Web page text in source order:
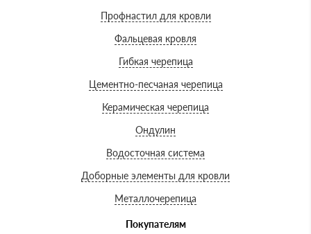
Профнастил для кровли
Фальцевая кровля
Гибкая черепица
Цементно-песчаная черепица
Керамическая черепица
Ондулин
Водосточная система
Доборные элементы для кровли
Металлочерепица
Покупателям